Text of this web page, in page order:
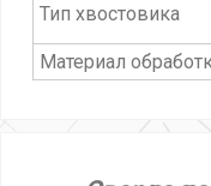
Тип хвостовика
Материал